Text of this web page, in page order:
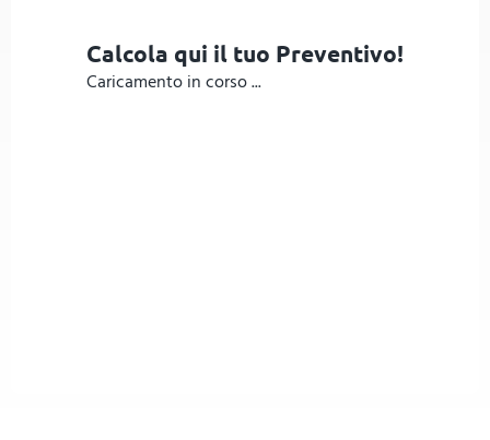
Calcola qui il tuo Preventivo!
Caricamento in corso ...